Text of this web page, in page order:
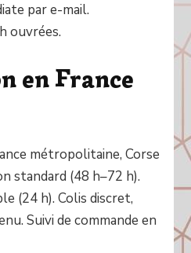
par e-mail.
ouvrées.
en France
métropolitaine, Corse
standard (48 h–72 h).
(24 h). Colis discret,
Suivi de commande en